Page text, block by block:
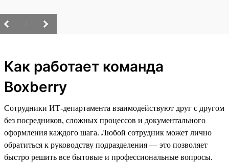
Как работает команда
Boxberry
Сотрудники ИТ-департамента взаимодействуют друг с другом
без посредников, сложных процессов и документального
оформления каждого шага. Любой сотрудник может лично
обратиться к руководству подразделения — это позволяет
быстро решить все бытовые и профессиональные вопросы.